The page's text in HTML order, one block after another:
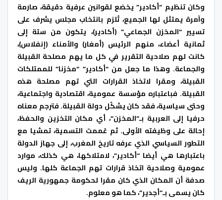
وكان تنظيم “أكادير” يخضع لقوانين عرفية دقيقة، صارمة
وآمرة يمتثل لها الجميع، تُلزم بانتخاب مجلس يشرف على
تسيير “المخزن الجماعي” (أكادير)، يتكون من ستة إلى
ثمانية أعضاء، منهم الرئيس (أمغار) والأمناء (إنفلاس)،
كانت لهم صلاحية التقرير في كل ما يهم مصلحة القبيلة
والجماعة. وهذا ما جعل من “أكادير” “مخزنا” للممتلكات
القبيلة، ومقرا لاتخاذ القرارات التي تهم مصلحة هذه
القبيلة. فباعتباره مؤسسة عمومية، اقتصادية واجتماعية،
وحتى سياسية، فقد كان يشكّل دولة القبيلة. فترجم معناه
حرفيا إلى العربية بـ”المخزن”، أي مكان التخزين والحفظ،
إحالة على وظيفته الأولى. ثم عُممت التسمية، تمشيا مع
التطور السياسي الذي عرفه تاريخ المغرب، إلى جهاز الدولة
باعتبارها هي أيضا “أكادير”، لامتلاكها، هي كذلك، موارد
عمومية وصلاحية اتخاذ قرارات تهم الجماعة كلها. وليس
صدفة أن المكان الذي كان مقرا لحكومة جمهورية الريف
كان يسمى بـ”أجدير”، كما هو معلوم.